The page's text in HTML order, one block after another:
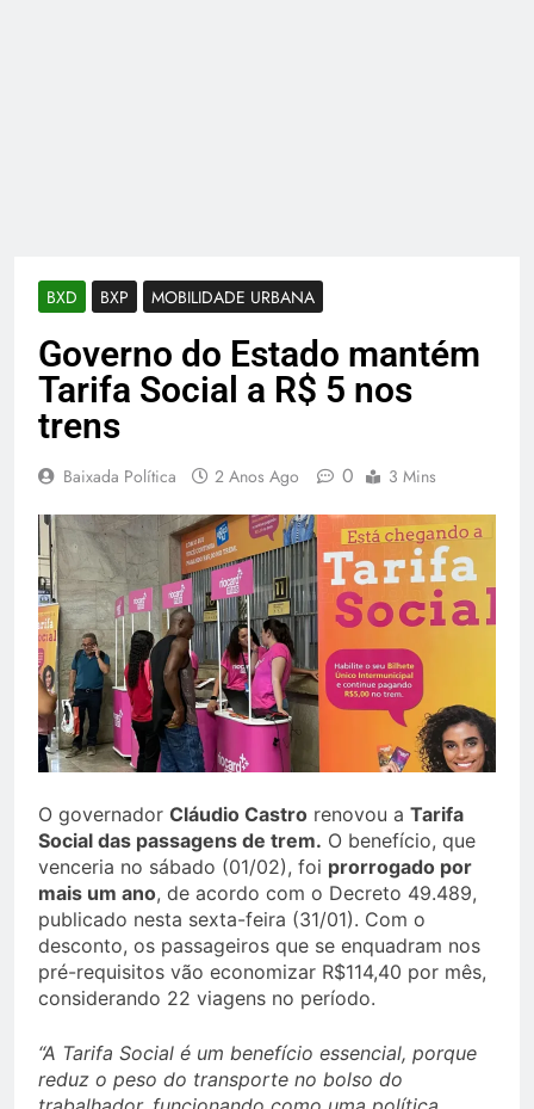
BXD BXP MOBILIDADE URBANA
Governo do Estado mantém
Tarifa Social a R$ 5 nos
trens
Baixada Política 2 Anos Ago 0 3 Mins
O governador Cláudio Castro renovou a Tarifa
Social das passagens de trem. O benefício, que
venceria no sábado (01/02), foi prorrogado por
mais um ano, de acordo com o Decreto 49.489,
publicado nesta sexta-feira (31/01). Com o
desconto, os passageiros que se enquadram nos
pré-requisitos vão economizar R$114,40 por mês,
considerando 22 viagens no período.
“A Tarifa Social é um benefício essencial, porque
reduz o peso do transporte no bolso do